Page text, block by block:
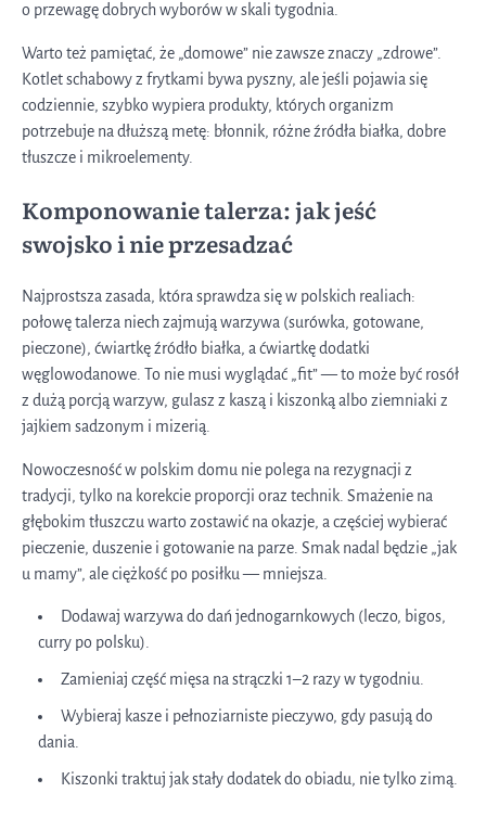
o przewagę dobrych wyborów w skali tygodnia.
Warto też pamiętać, że „domowe” nie zawsze znaczy „zdrowe”.
Kotlet schabowy z frytkami bywa pyszny, ale jeśli pojawia się
codziennie, szybko wypiera produkty, których organizm
potrzebuje na dłuższą metę: błonnik, różne źródła białka, dobre
tłuszcze i mikroelementy.
Komponowanie talerza: jak jeść
swojsko i nie przesadzać
Najprostsza zasada, która sprawdza się w polskich realiach:
połowę talerza niech zajmują warzywa (surówka, gotowane,
pieczone), ćwiartkę źródło białka, a ćwiartkę dodatki
węglowodanowe. To nie musi wyglądać „fit” — to może być rosół
z dużą porcją warzyw, gulasz z kaszą i kiszonką albo ziemniaki z
jajkiem sadzonym i mizerią.
Nowoczesność w polskim domu nie polega na rezygnacji z
tradycji, tylko na korekcie proporcji oraz technik. Smażenie na
głębokim tłuszczu warto zostawić na okazje, a częściej wybierać
pieczenie, duszenie i gotowanie na parze. Smak nadal będzie „jak
u mamy”, ale ciężkość po posiłku — mniejsza.
Dodawaj warzywa do dań jednogarnkowych (leczo, bigos,
curry po polsku).
Zamieniaj część mięsa na strączki 1–2 razy w tygodniu.
Wybieraj kasze i pełnoziarniste pieczywo, gdy pasują do
dania.
Kiszonki traktuj jak stały dodatek do obiadu, nie tylko zimą.